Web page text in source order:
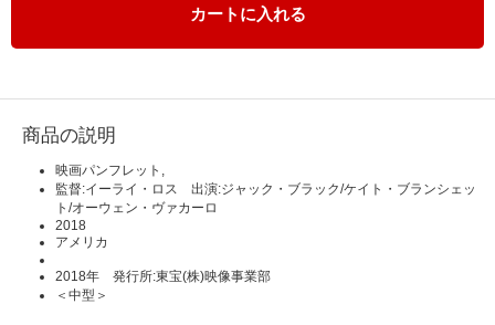
カートに入れる
商品の説明
映画パンフレット,
監督:イーライ・ロス 出演:ジャック・ブラック/ケイト・ブランシェッ
ト/オーウェン・ヴァカーロ
2018
アメリカ
2018年 発行所:東宝(株)映像事業部
＜中型＞